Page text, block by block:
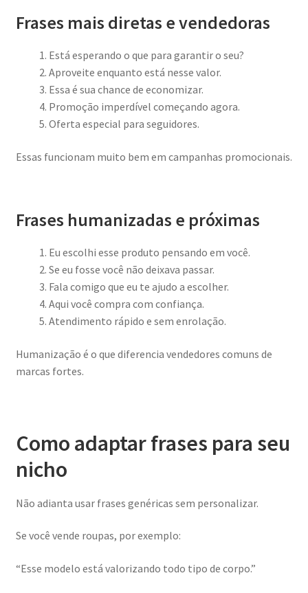
Frases mais diretas e vendedoras
Está esperando o que para garantir o seu?
Aproveite enquanto está nesse valor.
Essa é sua chance de economizar.
Promoção imperdível começando agora.
Oferta especial para seguidores.
Essas funcionam muito bem em campanhas promocionais.
Frases humanizadas e próximas
Eu escolhi esse produto pensando em você.
Se eu fosse você não deixava passar.
Fala comigo que eu te ajudo a escolher.
Aqui você compra com confiança.
Atendimento rápido e sem enrolação.
Humanização é o que diferencia vendedores comuns de
marcas fortes.
Como adaptar frases para seu
nicho
Não adianta usar frases genéricas sem personalizar.
Se você vende roupas, por exemplo:
“Esse modelo está valorizando todo tipo de corpo.”